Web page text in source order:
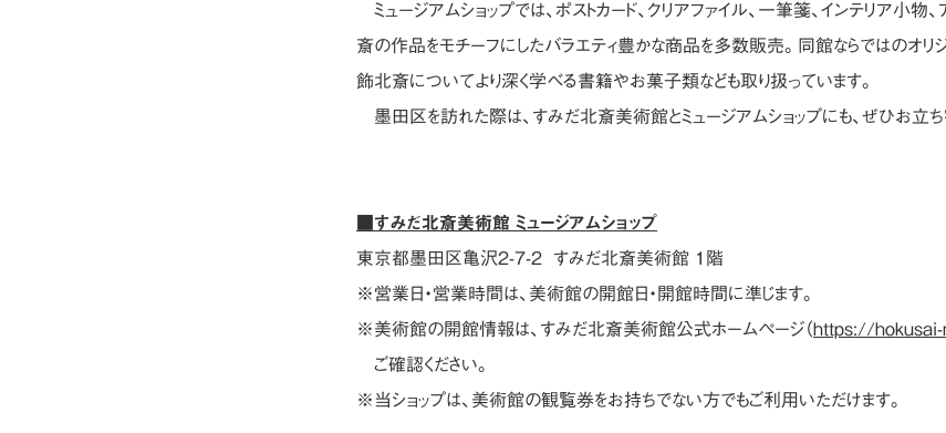
ミュージアムショップでは、ポストカード、クリアファイル、一筆箋、インテリア小物
斎の作品をモチーフにしたバラエティ豊かな商品を多数販売。同館ならではのオリ
飾北斎についてより深く学べる書籍やお菓子類なども取り扱っています。
墨田区を訪れた際は、すみだ北斎美術館とミュージアムショップにも、ぜひお立ち
■すみだ北斎美術館 ミュージアムショップ
東京都墨田区亀沢2-7-2 すみだ北斎美術館 1階
※営業日・営業時間は、美術館の開館日・開館時間に準じます。
※美術館の開館情報は、すみだ北斎美術館公式ホームページ（https://
ご確認ください。
※当ショップは、美術館の観覧券をお持ちでない方でもご利用いただけます。